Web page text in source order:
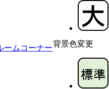
背景色変更
ムコーナー